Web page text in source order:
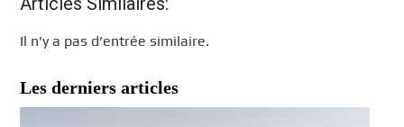
Il n’y a pas d’entrée similaire.
Les derniers articles